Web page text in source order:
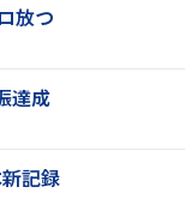
放つ
達成
記録